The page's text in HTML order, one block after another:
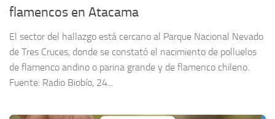
flamencos en Atacama
El sector del hallazgo está cercano al Parque Nacional Nevado
de Tres Cruces, donde se constató el nacimiento de polluelos
de flamenco andino o parina grande y de flamenco chileno.
Fuente: Radio Biobío, 24...